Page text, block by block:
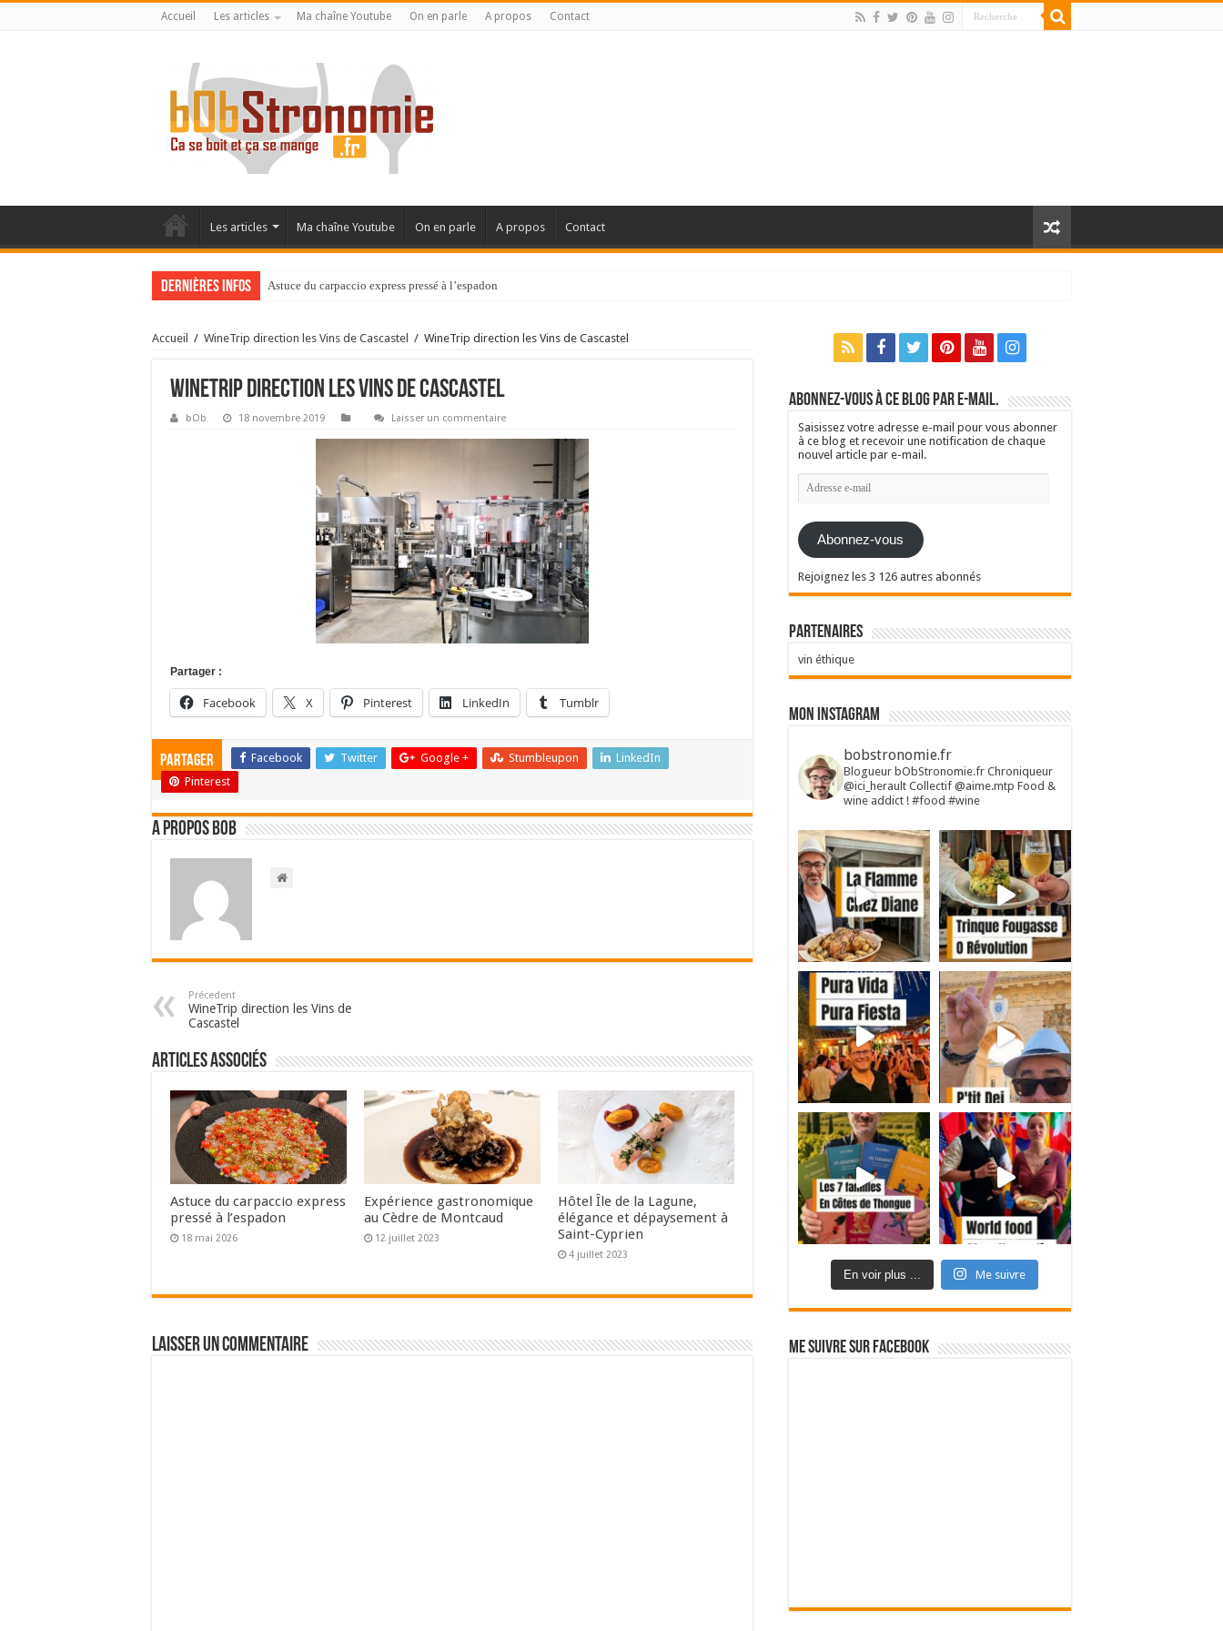
Accueil Les articles Ma chaîne Youtube On en parle A propos Contact
Les articles Ma chaîne Youtube On en parle A propos Contact
Dernières infos Astuce du carpaccio express pressé à l’espadon
Accueil / WineTrip direction les Vins de Cascastel / WineTrip direction les Vins de Cascastel
WineTrip direction les Vins de Cascastel
bOb 18 novembre 2019 Laisser un commentaire
Partager :
Facebook X Pinterest LinkedIn Tumblr
Partager Facebook Twitter Google + Stumbleupon
LinkedIn
Pinterest
A propos bOb
Précedent
WineTrip direction les Vins de
Cascastel
Articles associés
Astuce du carpaccio express
pressé à l’espadon
18 mai 2026
Expérience gastronomique
au Cèdre de Montcaud
12 juillet 2023
Hôtel Île de la Lagune,
élégance et dépaysement à
Saint-Cyprien
4 juillet 2023
Laisser un commentaire
Abonnez-vous à ce blog par e-mail.
Saisissez votre adresse e-mail pour vous abonner
à ce blog et recevoir une notification de chaque
nouvel article par e-mail.
Adresse
e-
Abonnez-vous
Rejoignez les 3 126 autres abonnés
Partenaires
vin éthique
Mon Instagram
bobstronomie.fr
Blogueur bObStronomie.fr Chroniqueur
@ici_herault Collectif @aime.mtp Food &
wine addict ! #food #wine
En voir plus ... Me suivre
Me suivre sur Facebook